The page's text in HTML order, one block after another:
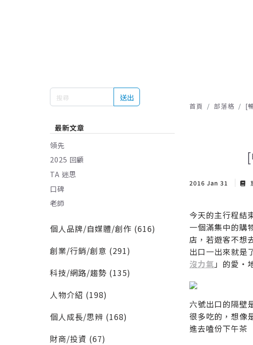
送出
最新文章
領先
2025 回顧
TA 迷思
口碑
老師
個人品牌/自媒體/創作 (616)
創業/行銷/創意 (291)
科技/網路/趨勢 (135)
人物介紹 (198)
個人成長/思辨 (168)
財商/投資 (67)
首頁 部落格 [
2016 Jan 31
今天的主行程結
一個滿集中的購
店，若遊客不想
出口一出來就是
沒力氣」的愛‧
六號出口的隔壁
很多吃的，想像
進去嗑份下午茶